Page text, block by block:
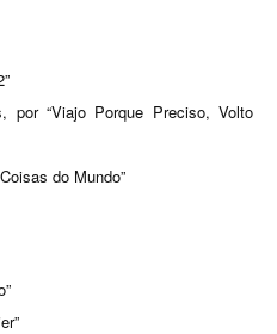
por “Viajo Porque Preciso, Volto
do Mundo”